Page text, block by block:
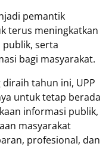
pemantik
terus meningkatkan
serta
bagi masyarakat.
tahun ini, UPP
untuk tetap berada
informasi publik,
masyarakat
profesional, dan